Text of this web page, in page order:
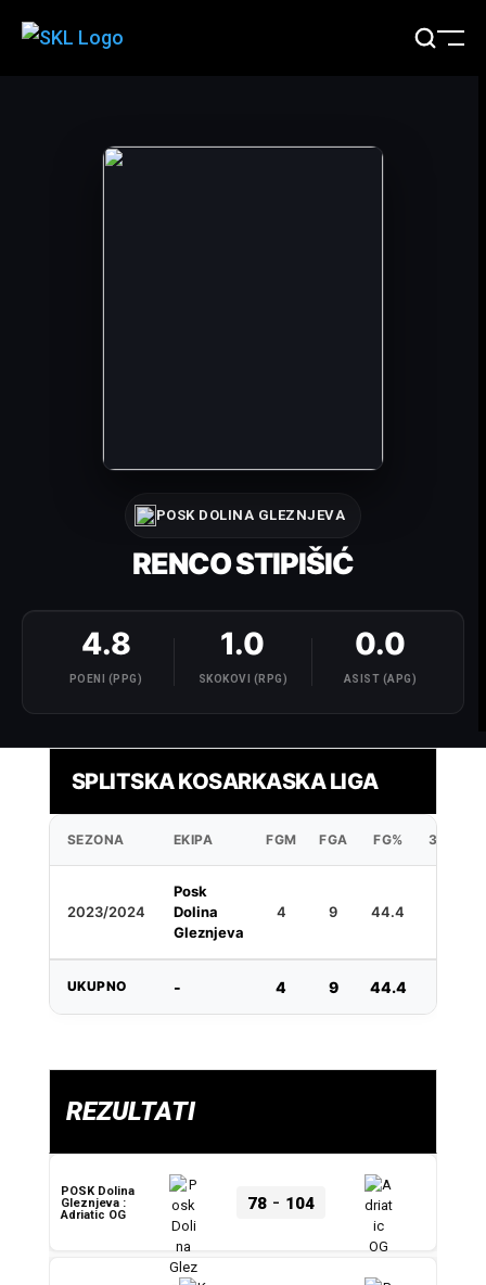
POSK DOLINA GLEZNJEVA
RENCO STIPIŠIĆ
4.8
POENI (PPG)
1.0
SKOKOVI (RPG)
0.0
ASIST (APG)
SPLITSKA KOSARKASKA LIGA
SEZONA EKIPA FGM FGA FG% 3PM
2023/2024
Posk
Dolina
Gleznjeva
4 9 44.4
UKUPNO - 4 9 44.4
REZULTATI
78- 104
POSK Dolina
Gleznjeva :
Adriatic OG